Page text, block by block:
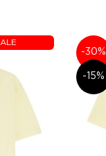
-30%
-15%